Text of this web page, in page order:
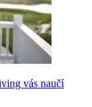
vás naučí